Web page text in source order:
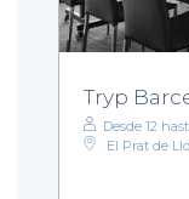
Tryp
Desde 12
El Prat de